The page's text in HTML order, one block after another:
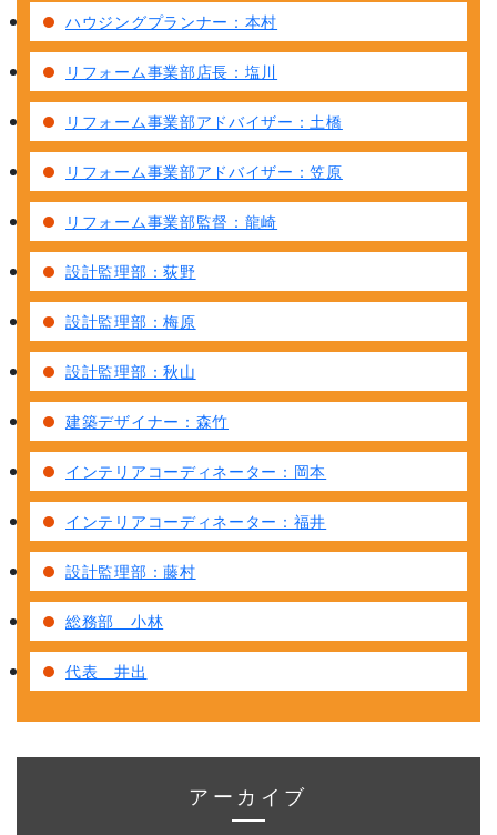
ハウジングプランナー：本村
リフォーム事業部店長：塩川
リフォーム事業部アドバイザー：土橋
リフォーム事業部アドバイザー：笠原
リフォーム事業部監督：龍崎
設計監理部：荻野
設計監理部：梅原
設計監理部：秋山
建築デザイナー：森竹
インテリアコーディネーター：岡本
インテリアコーディネーター：福井
設計監理部：藤村
総務部 小林
代表 井出
アーカイブ